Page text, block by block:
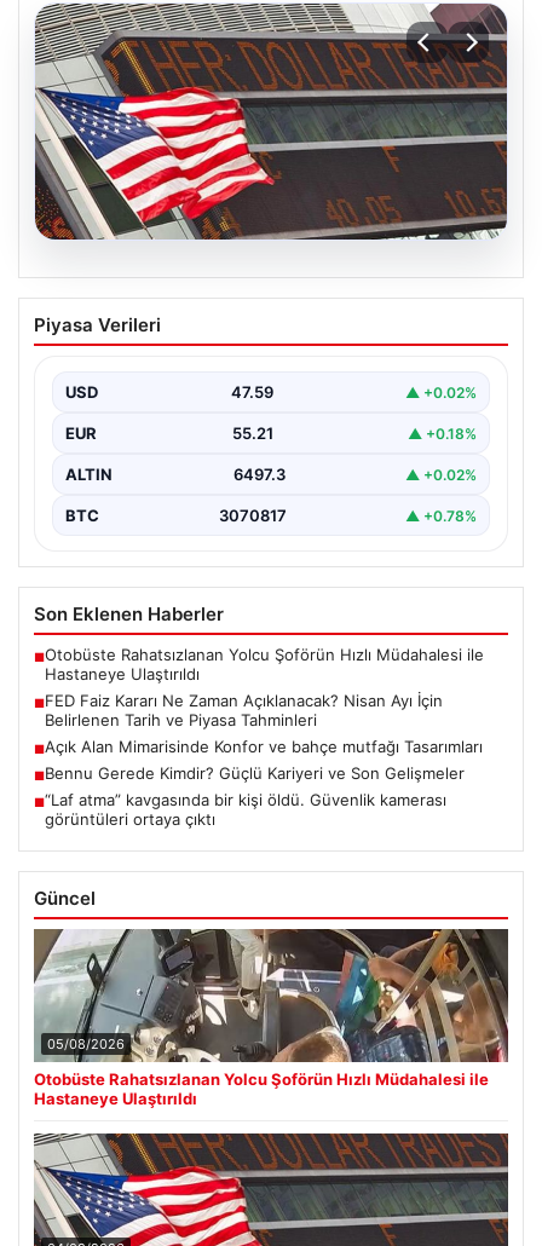
04.08.2026
FED Faiz Kararı Ne Zaman Açıklanacak?
Nisan Ayı İçin Belirlenen Tarih ve Piyasa
Altın, dolar, borsa ve kripto para yatırımcılarının
Piyasa Verileri
USD 47.59 ▲ +0.02%
EUR 55.21 ▲ +0.18%
ALTIN 6497.3 ▲ +0.02%
BTC 3070817 ▲ +0.78%
Son Eklenen Haberler
■Otobüste Rahatsızlanan Yolcu Şoförün Hızlı Müdahalesi ile
Hastaneye Ulaştırıldı
■FED Faiz Kararı Ne Zaman Açıklanacak? Nisan Ayı İçin
Belirlenen Tarih ve Piyasa Tahminleri
■Açık Alan Mimarisinde Konfor ve bahçe mutfağı Tasarımları
■Bennu Gerede Kimdir? Güçlü Kariyeri ve Son Gelişmeler
■“Laf atma” kavgasında bir kişi öldü. Güvenlik kamerası
görüntüleri ortaya çıktı
Güncel
05/08/2026
Otobüste Rahatsızlanan Yolcu Şoförün Hızlı Müdahalesi ile
Hastaneye Ulaştırıldı